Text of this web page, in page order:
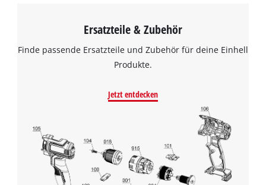
Ersatzteile & Zubehör
Finde passende Ersatzteile und Zubehör für deine Einhell
Produkte.
Jetzt entdecken